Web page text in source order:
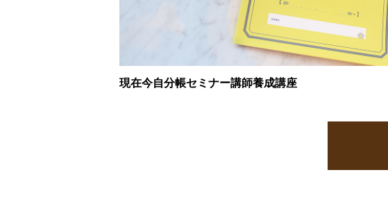
現在今自分帳セミナー講師養成講座